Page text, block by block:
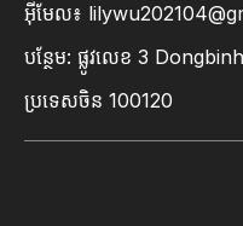
អ៊ីមែល៖
បន្ថែម: ផ្លូវលេខ 3
ប្រទេសចិន 100120